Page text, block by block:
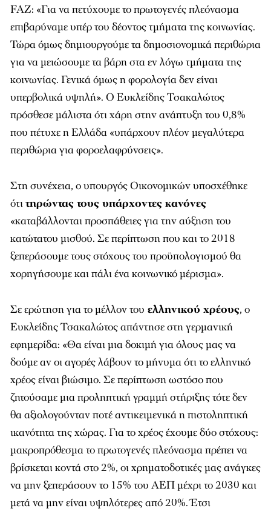
FAZ: «Για να πετύχουμε το πρωτογενές πλεόνασμα
επιβαρύναμε υπέρ του δέοντος τμήματα της κοινωνίας.
Τώρα όμως δημιουργούμε τα δημοσιονομικά περιθώρια
για να μειώσουμε τα βάρη στα εν λόγω τμήματα της
κοινωνίας. Γενικά όμως η φορολογία δεν είναι
υπερβολικά υψηλή». Ο Ευκλείδης Τσακαλώτος
πρόσθεσε μάλιστα ότι χάρη στην ανάπτυξη του 0,8%
που πέτυχε η Ελλάδα «υπάρχουν πλέον μεγαλύτερα
περιθώρια για φοροελαφρύνσεις».
Στη συνέχεια, ο υπουργός Οικονομικών υποσχέθηκε
ότιτηρώντας τους υπάρχοντες κανόνες
«καταβάλλονται προσπάθειες για την αύξηση του
κατώτατου μισθού. Σε περίπτωση που και το 2018
ξεπεράσουμε τους στόχους του προϋπολογισμού θα
χορηγήσουμε και πάλι ένα κοινωνικό μέρισμα».
Σε ερώτηση για το μέλλον του ελληνικού χρέους, ο
Ευκλείδης Τσακαλώτος απάντησε στη γερμανική
εφημερίδα: «Θα είναι μια δοκιμή για όλους μας να
δούμε αν οι αγορές λάβουν το μήνυμα ότι το ελληνικό
χρέος είναι βιώσιμο. Σε περίπτωση ωστόσο που
ζητούσαμε μια προληπτική γραμμή στήριξης τότε δεν
θα αξιολογούνταν ποτέ αντικειμενικά η πιστοληπτική
ικανότητα της χώρας. Για το χρέος έχουμε δύο στόχους:
μακροπρόθεσμα το πρωτογενές πλεόνασμα πρέπει να
βρίσκεται κοντά στο 2%, οι χρηματοδοτικές μας ανάγκες
να μην ξεπεράσουν το 15% του ΑΕΠ μέχρι το 2030 και
μετά να μην είναι υψηλότερες από 20%. Έτσι